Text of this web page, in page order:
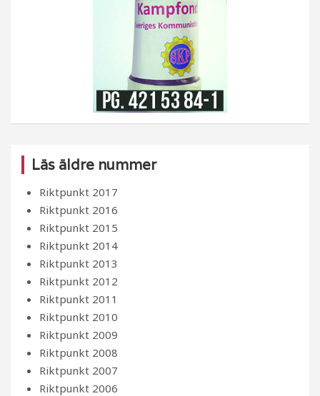
Läs äldre nummer
Riktpunkt 2017
Riktpunkt 2016
Riktpunkt 2015
Riktpunkt 2014
Riktpunkt 2013
Riktpunkt 2012
Riktpunkt 2011
Riktpunkt 2010
Riktpunkt 2009
Riktpunkt 2008
Riktpunkt 2007
Riktpunkt 2006